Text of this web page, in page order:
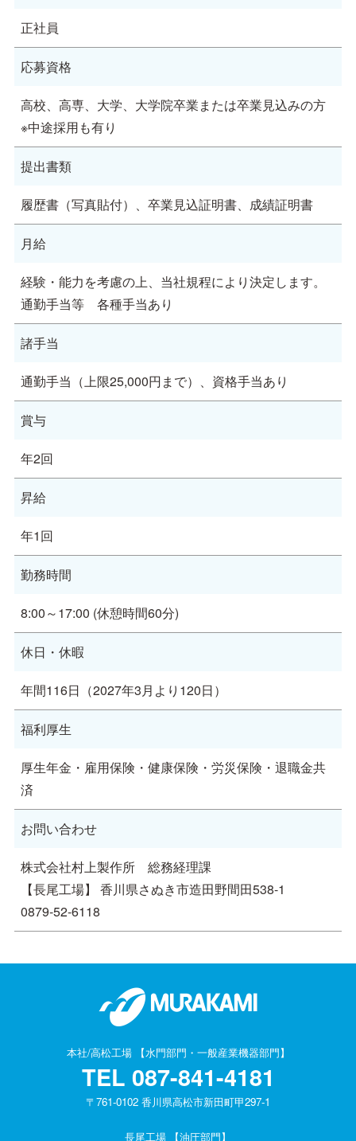
正社員
応募資格
高校、高専、大学、大学院卒業または卒業見込みの方
※中途採用も有り
提出書類
履歴書（写真貼付）、卒業見込証明書、成績証明書
月給
経験・能力を考慮の上、当社規程により決定します。
通勤手当等 各種手当あり
諸手当
通勤手当（上限25,000円まで）、資格手当あり
賞与
年2回
昇給
年1回
勤務時間
8:00～17:00 (休憩時間60分)
休日・休暇
年間116日（2027年3月より120日）
福利厚生
厚生年金・雇用保険・健康保険・労災保険・退職金共
済
お問い合わせ
株式会社村上製作所 総務経理課
【長尾工場】 香川県さぬき市造田野間田538-1
0879-52-6118
本社/高松工場 【水門部門・一般産業機器部門】
TEL 087-841-4181
〒761-0102 香川県高松市新田町甲297-1
長尾工場 【油圧部門】